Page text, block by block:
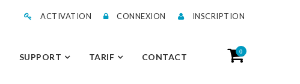
ACTIVATION CONNEXION INSCRIPTION
SUPPORT TARIF CONTACT
0